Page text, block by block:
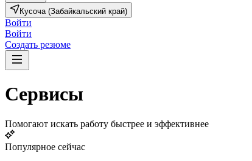
Кусоча (Забайкальский край)
Войти
Войти
Создать резюме
Сервисы
Помогают искать работу быстрее и эффективнее
Популярное сейчас